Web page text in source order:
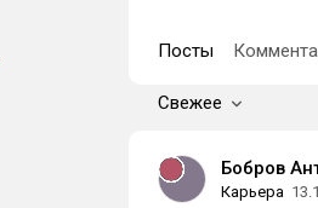
Посты
Свежее
Бобров
Карьера